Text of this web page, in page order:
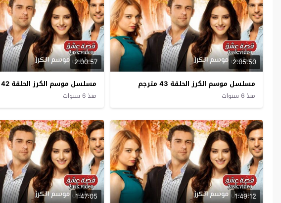
2:05:50
مسلسل موسم الكرز الحلقة 43 مترجم
منذ 6 سنوات
2:00:57
مسلسل موسم الكرز الحلقة 42 مترجم
منذ 6 سنوات
1:49:12
1:47:05